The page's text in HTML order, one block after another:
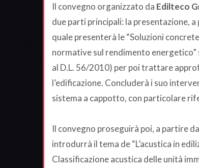
Il convegno organizzato da Edilteco
due parti principali: la presentazione,
quale presenterà le “Soluzioni
normative sul rendimento
al D.L. 56/2010) per poi trattare
l’edificazione. Concluderà i suo
sistema a cappotto, con particolare
Il convegno proseguirà poi, a partire
introdurrà il tema de “L’acustica in
Classificazione acustica delle unità